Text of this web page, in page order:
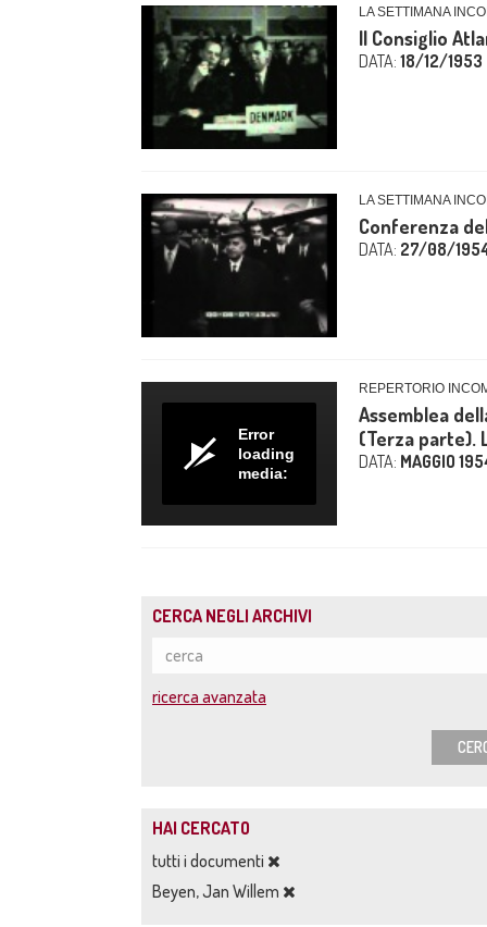
LA SETTIMANA
Il Consiglio
DATA: 18/12/1953
LA SETTIMANA
Conferenza
DATA: 27/08/
Error
loading
media:
REPERTORIO
Assemblea
(Terza parte).
DATA: MAGGIO
CERCA NEGLI ARCHIVI
ricerca avanzata
HAI CERCATO
tutti i documenti
Beyen, Jan Willem